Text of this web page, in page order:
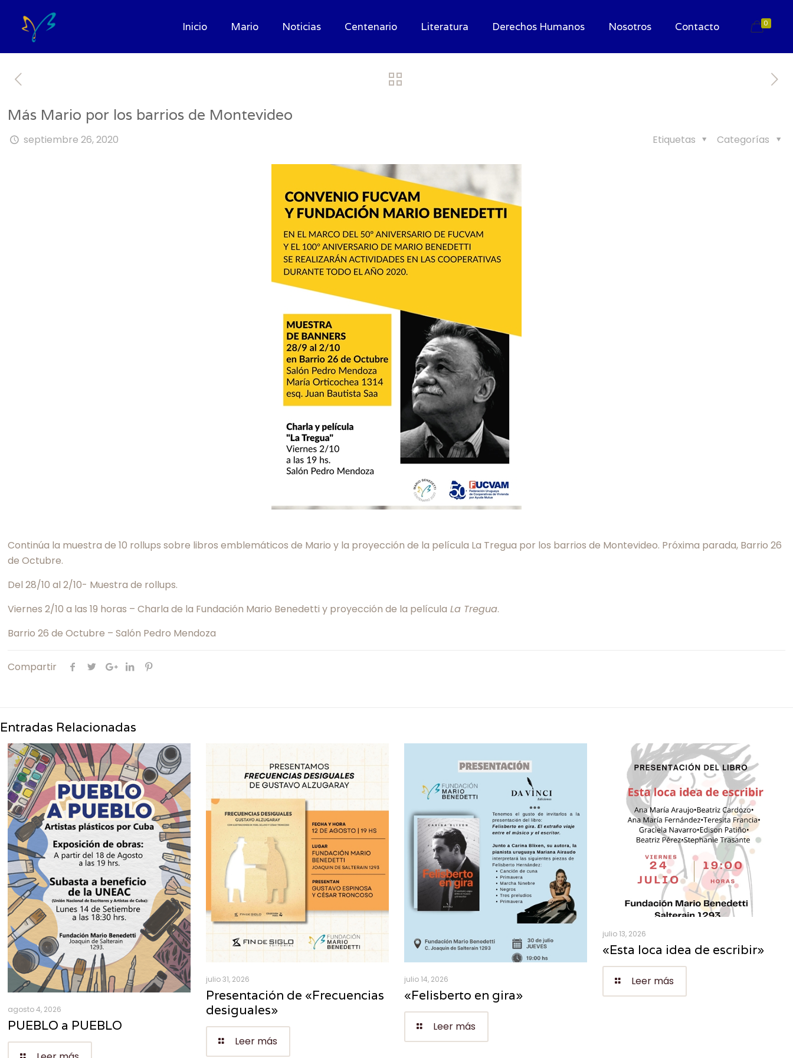
Inicio Mario Noticias Centenario Literatura Derechos Humanos Nosotros Contacto 0
Más Mario por los barrios de Montevideo
septiembre 26, 2020 Categorías
Etiquetas
Continúa la muestra de 10 rollups sobre libros emblemáticos de Mario y la proyección de la película La Tregua por los barrios de Montevideo. Próxima parada, Barrio 26
de Octubre.
Del 28/10 al 2/10- Muestra de rollups.
Viernes 2/10 a las 19 horas – Charla de la Fundación Mario Benedetti y proyección de la película La Tregua.
Barrio 26 de Octubre – Salón Pedro Mendoza
Compartir
Entradas Relacionadas
agosto 4, 2026
PUEBLO a PUEBLO
julio 31, 2026
Presentación de «Frecuencias
desiguales»
Leer más
julio 14, 2026
«Felisberto en gira»
Leer más
julio 13, 2026
«Esta loca idea de escribir»
Leer más